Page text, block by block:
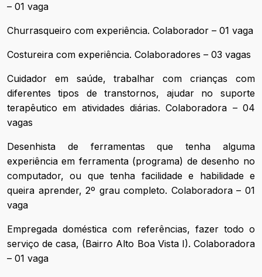
– 01 vaga
Churrasqueiro com experiência. Colaborador – 01 vaga
Costureira com experiência. Colaboradores – 03 vagas
Cuidador em saúde, trabalhar com crianças com
diferentes tipos de transtornos, ajudar no suporte
terapêutico em atividades diárias. Colaboradora – 04
vagas
Desenhista de ferramentas que tenha alguma
experiência em ferramenta (programa) de desenho no
computador, ou que tenha facilidade e habilidade e
queira aprender, 2º grau completo. Colaboradora – 01
vaga
Empregada doméstica com referências, fazer todo o
serviço de casa, (Bairro Alto Boa Vista I). Colaboradora
– 01 vaga